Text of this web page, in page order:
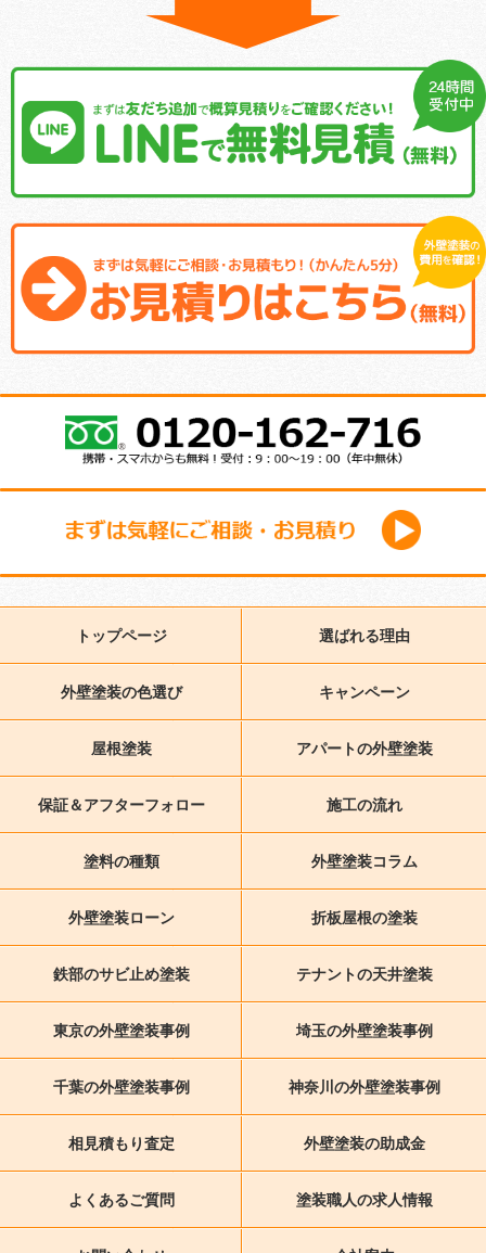
トップページ 選ばれる理由
外壁塗装の色選び キャンペーン
屋根塗装 アパートの外壁塗装
保証＆アフターフォロー 施工の流れ
塗料の種類 外壁塗装コラム
外壁塗装ローン 折板屋根の塗装
鉄部のサビ止め塗装 テナントの天井塗装
東京の外壁塗装事例 埼玉の外壁塗装事例
千葉の外壁塗装事例 神奈川の外壁塗装事例
相見積もり査定 外壁塗装の助成金
よくあるご質問 塗装職人の求人情報